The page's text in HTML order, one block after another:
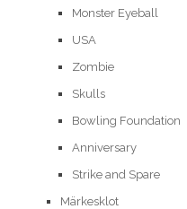
Monster Eyeball
USA
Zombie
Skulls
Bowling Foundation
Anniversary
Strike and Spare
Märkesklot